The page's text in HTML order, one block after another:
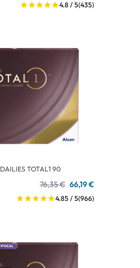
4.8 / 5(435)
DAILIES TOTAL1 90
76,35 € 66,19 €
4.85 / 5(966)